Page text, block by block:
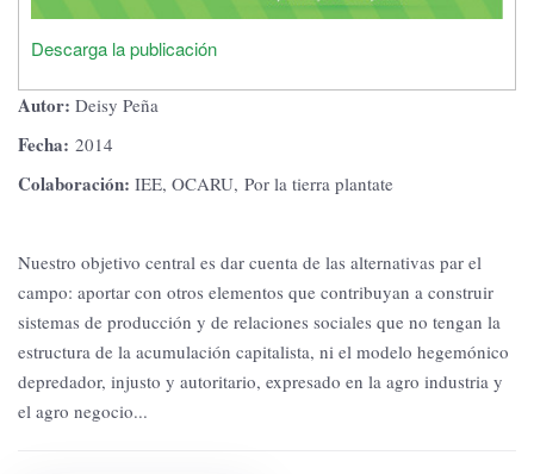
Descarga la publicación
Autor: Deisy Peña
Fecha: 2014
Colaboración: IEE, OCARU, Por la tierra plantate
Nuestro objetivo central es dar cuenta de las alternativas par el
campo: aportar con otros elementos que contribuyan a construir
sistemas de producción y de relaciones sociales que no tengan la
estructura de la acumulación capitalista, ni el modelo hegemónico
depredador, injusto y autoritario, expresado en la agro industria y
el agro negocio...